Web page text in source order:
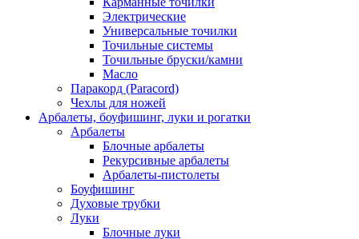
Электрические
Универсальные точилки
Точильные системы
Точильные бруски/камни
Масло
Паракорд (Paracord)
Чехлы для ножей
Арбалеты, боуфишинг, луки и рогатки
Арбалеты
Блочные арбалеты
Рекурсивные арбалеты
Арбалеты-пистолеты
Боуфишинг
Духовые трубки
Луки
Блочные луки